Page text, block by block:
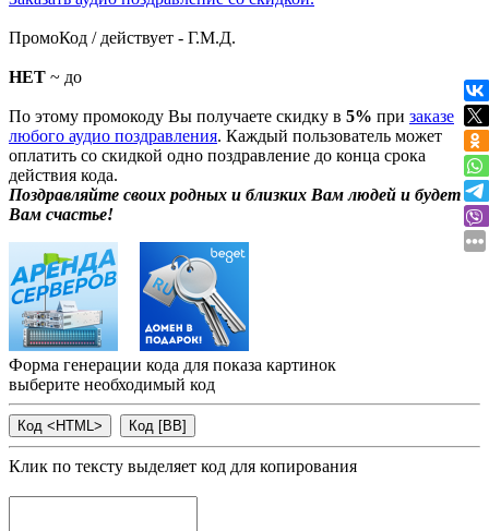
ПромоКод / действует - Г.М.Д.
НЕТ ~ до
По этому промокоду Вы получаете скидку в 5% при заказе
любого аудио поздравления. Каждый пользователь может
оплатить со скидкой одно поздравление до конца срока
действия кода.
Поздравляйте своих родных и близких Вам людей и будет
Вам счастье!
Форма генерации кода для показа картинок
выберите необходимый код
Клик по тексту выделяет код для копирования